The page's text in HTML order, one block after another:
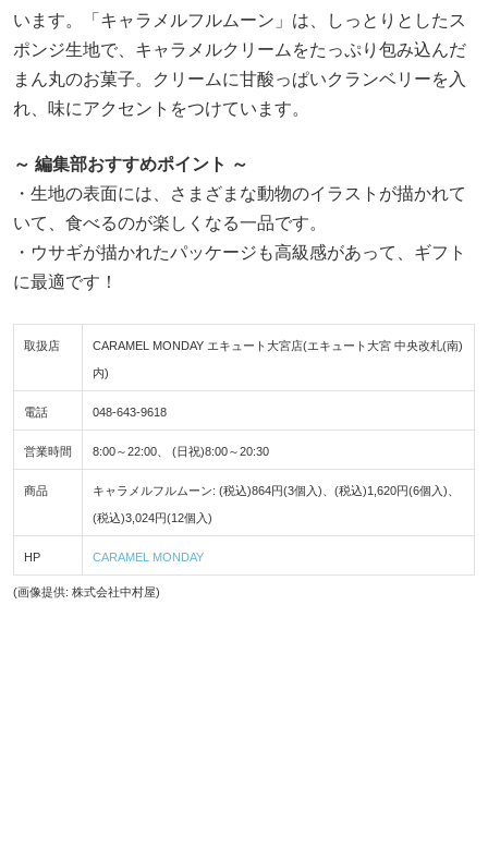
います。「キャラメルフルムーン」は、しっとりとしたス
ポンジ生地で、キャラメルクリームをたっぷり包み込んだ
まん丸のお菓子。クリームに甘酸っぱいクランベリーを入
れ、味にアクセントをつけています。
～ 編集部おすすめポイント ～
・生地の表面には、さまざまな動物のイラストが描かれて
いて、食べるのが楽しくなる一品です。
・ウサギが描かれたパッケージも高級感があって、ギフト
に最適です！
取扱店 CARAMEL MONDAY エキュート大宮店(エキュート大宮 中央改札(南)
内)
電話 048-643-9618
営業時間 8:00～22:00、 (日祝)8:00～20:30
商品 キャラメルフルムーン: (税込)864円(3個入)、(税込)1,620円(6個入)、
(税込)3,024円(12個入)
HP CARAMEL MONDAY
(画像提供: 株式会社中村屋)